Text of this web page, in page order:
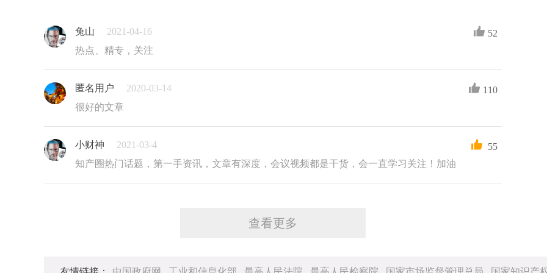
兔山 2021-04-16
52
热点、精专，关注
匿名用户 2020-03-14
110
很好的文章
小财神 2021-03-4
55
知产圈热门话题，第一手资讯，文章有深度，会议视频都是干货，会一直学习关注！加油
查看更多